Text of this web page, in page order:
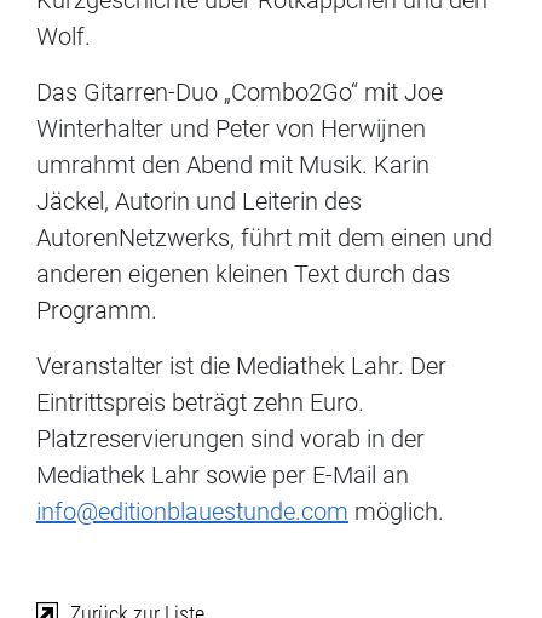
Wolf.
Das Gitarren-Duo „Combo2Go“ mit Joe
Winterhalter und Peter von Herwijnen
umrahmt den Abend mit Musik. Karin
Jäckel, Autorin und Leiterin des
AutorenNetzwerks, führt mit dem einen und
anderen eigenen kleinen Text durch das
Programm.
Veranstalter ist die Mediathek Lahr. Der
Eintrittspreis beträgt zehn Euro.
Platzreservierungen sind vorab in der
Mediathek Lahr sowie per E-Mail an
info@editionblauestunde.com möglich.